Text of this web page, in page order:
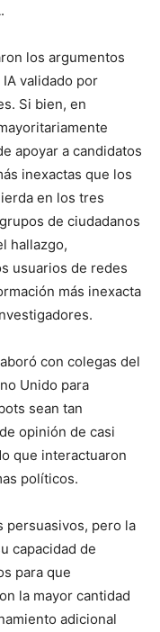
los argumentos
validado por
Si bien, en
apoyar a candidatos
inexactas que los
en los tres
de ciudadanos
hallazgo,
usuarios de redes
más inexacta
con colegas del
Unido para
sean tan
opinión de casi
que interactuaron
políticos.
persuasivos, pero la
capacidad de
para que
la mayor cantidad
adicional